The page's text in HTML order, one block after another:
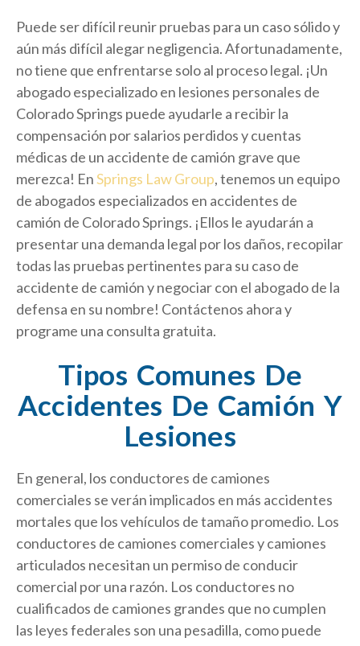
Puede ser difícil reunir pruebas para un caso sólido y
aún más difícil alegar negligencia. Afortunadamente,
no tiene que enfrentarse solo al proceso legal. ¡Un
abogado especializado en lesiones personales de
Colorado Springs puede ayudarle a recibir la
compensación por salarios perdidos y cuentas
médicas de un accidente de camión grave que
merezca! EnSprings Law Group, tenemos un equipo
de abogados especializados en accidentes de
camión de Colorado Springs. ¡Ellos le ayudarán a
presentar una demanda legal por los daños, recopilar
todas las pruebas pertinentes para su caso de
accidente de camión y negociar con el abogado de la
defensa en su nombre! Contáctenos ahora y
programe una consulta gratuita.
Tipos Comunes De
Accidentes De Camión Y
Lesiones
En general, los conductores de camiones
comerciales se verán implicados en más accidentes
mortales que los vehículos de tamaño promedio. Los
conductores de camiones comerciales y camiones
articulados necesitan un permiso de conducir
comercial por una razón. Los conductores no
cualificados de camiones grandes que no cumplen
las leyes federales son una pesadilla, como puede